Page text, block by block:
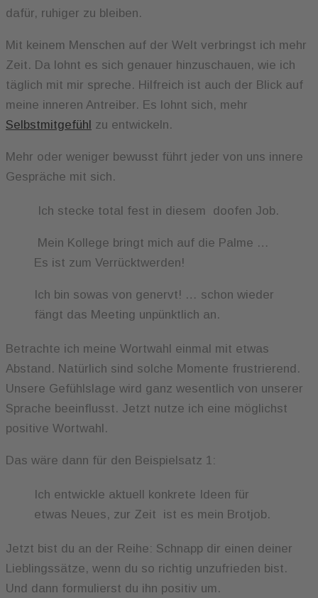
dafür, ruhiger zu bleiben.
Mit keinem Menschen auf der Welt verbringst ich mehr
Zeit. Da lohnt es sich genauer hinzuschauen, wie ich
täglich mit mir spreche. Hilfreich ist auch der Blick auf
meine inneren Antreiber. Es lohnt sich, mehr
Selbstmitgefühl zu entwickeln.
Mehr oder weniger bewusst führt jeder von uns innere
Gespräche mit sich.
Ich stecke total fest in diesem doofen Job.
Mein Kollege bringt mich auf die Palme …
Es ist zum Verrücktwerden!
Ich bin sowas von genervt! … schon wieder
fängt das Meeting unpünktlich an.
Betrachte ich meine Wortwahl einmal mit etwas
Abstand. Natürlich sind solche Momente frustrierend.
Unsere Gefühlslage wird ganz wesentlich von unserer
Sprache beeinflusst. Jetzt nutze ich eine möglichst
positive Wortwahl.
Das wäre dann für den Beispielsatz 1:
Ich entwickle aktuell konkrete Ideen für
etwas Neues, zur Zeit ist es mein Brotjob.
Jetzt bist du an der Reihe: Schnapp dir einen deiner
Lieblingssätze, wenn du so richtig unzufrieden bist.
Und dann formulierst du ihn positiv um.